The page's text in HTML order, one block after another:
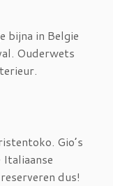
bijna in Belgie
Ouderwets
Gio’s
dus!